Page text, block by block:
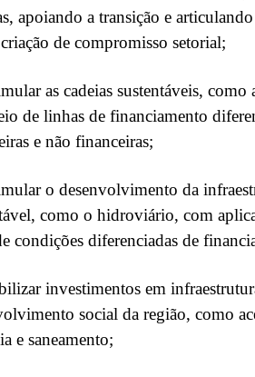
apoiando a transição e
de compromisso setorial;
as cadeias sustentáveis, como
de linhas de financiamento
e não financeiras;
o desenvolvimento da
como o hidroviário, com
condições diferenciadas de
investimentos em
social da região, como
e saneamento;